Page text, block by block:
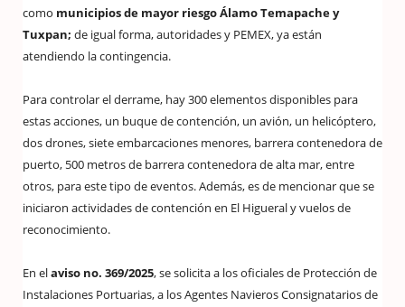
como municipios de mayor riesgo Álamo Temapache y
Tuxpan; de igual forma, autoridades y PEMEX, ya están
atendiendo la contingencia.
Para controlar el derrame, hay 300 elementos disponibles para
estas acciones, un buque de contención, un avión, un helicóptero,
dos drones, siete embarcaciones menores, barrera contenedora de
puerto, 500 metros de barrera contenedora de alta mar, entre
otros, para este tipo de eventos. Además, es de mencionar que se
iniciaron actividades de contención en El Higueral y vuelos de
reconocimiento.
En elaviso no. 369/2025, se solicita a los oficiales de Protección de
Instalaciones Portuarias, a los Agentes Navieros Consignatarios de